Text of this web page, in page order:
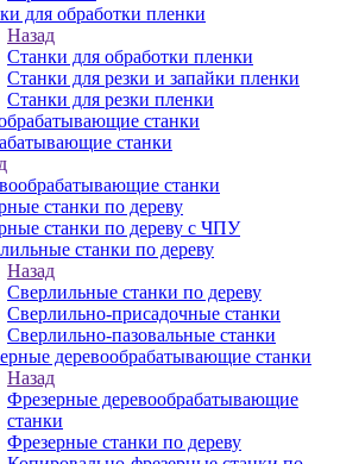
для обработки пленки
Назад
Станки для обработки пленки
Станки для резки и запайки пленки
Станки для резки пленки
станки
станки
станки
станки по дереву
станки по дереву с ЧПУ
станки по дереву
Назад
Сверлильные станки по дереву
Сверлильно-присадочные станки
Сверлильно-пазовальные станки
деревообрабатывающие станки
Назад
Фрезерные деревообрабатывающие
станки
Фрезерные станки по дереву